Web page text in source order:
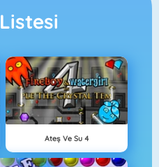
Listesi
Ateş Ve Su 4